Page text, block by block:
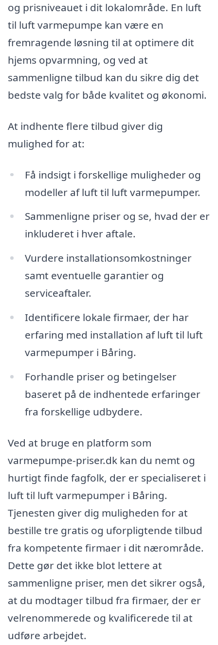
og prisniveauet i dit lokalområde. En luft
til luft varmepumpe kan være en
fremragende løsning til at optimere dit
hjems opvarmning, og ved at
sammenligne tilbud kan du sikre dig det
bedste valg for både kvalitet og økonomi.
At indhente flere tilbud giver dig
mulighed for at:
Få indsigt i forskellige muligheder og
modeller af luft til luft varmepumper.
Sammenligne priser og se, hvad der er
inkluderet i hver aftale.
Vurdere installationsomkostninger
samt eventuelle garantier og
serviceaftaler.
Identificere lokale firmaer, der har
erfaring med installation af luft til luft
varmepumper i Båring.
Forhandle priser og betingelser
baseret på de indhentede erfaringer
fra forskellige udbydere.
Ved at bruge en platform som
varmepumpe-priser.dk kan du nemt og
hurtigt finde fagfolk, der er specialiseret i
luft til luft varmepumper i Båring.
Tjenesten giver dig muligheden for at
bestille tre gratis og uforpligtende tilbud
fra kompetente firmaer i dit nærområde.
Dette gør det ikke blot lettere at
sammenligne priser, men det sikrer også,
at du modtager tilbud fra firmaer, der er
velrenommerede og kvalificerede til at
udføre arbejdet.